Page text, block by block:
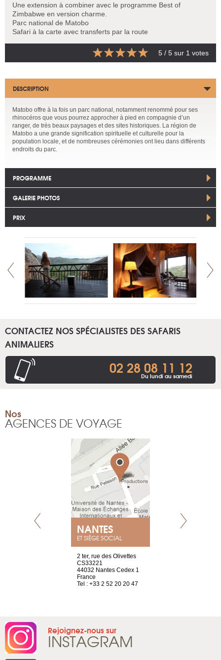
Une extension à combiner avec le programme Best of
Zimbabwe en version charme.
Parc national de Matobo
Safari à la carte avec transferts par la route
5 / 5 sur 1 votes
DESCRIPTION
Matobo offre à la fois un parc national, notamment renommé pour ses
rhinocéros que vous pourrez approcher à pied en compagnie d’un
ranger, de très beaux paysages et des sites historiques. La région de
Matobo a une grande signification spirituelle et culturelle pour la
population locale, et de nombreuses cérémonies ont lieu dans différents
endroits du parc.
PROGRAMME
GALERIE PHOTOS
PRIX
CONTACTEZ NOS SPÉCIALISTES DES SAFARIS
ANIMALIERS
02 28 08 11 12
Du lundi au samedi
Nos
AGENCES DE VOYAGE
NANTES
ET SIÈGE SOCIAL
2 ter, rue des Olivettes
CS33221
44032 Nantes Cedex 1
France
Tel : +33 2 52 20 20 47
Rejoignez-nous sur
INSTAGRAM